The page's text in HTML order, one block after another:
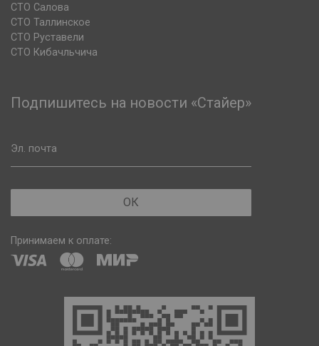
СТО Салова
СТО Таллинское
СТО Руставели
СТО Кибачльчича
Подпишитесь на новости «Стайер»
Эл. почта
ОК
Принимаем к оплате: